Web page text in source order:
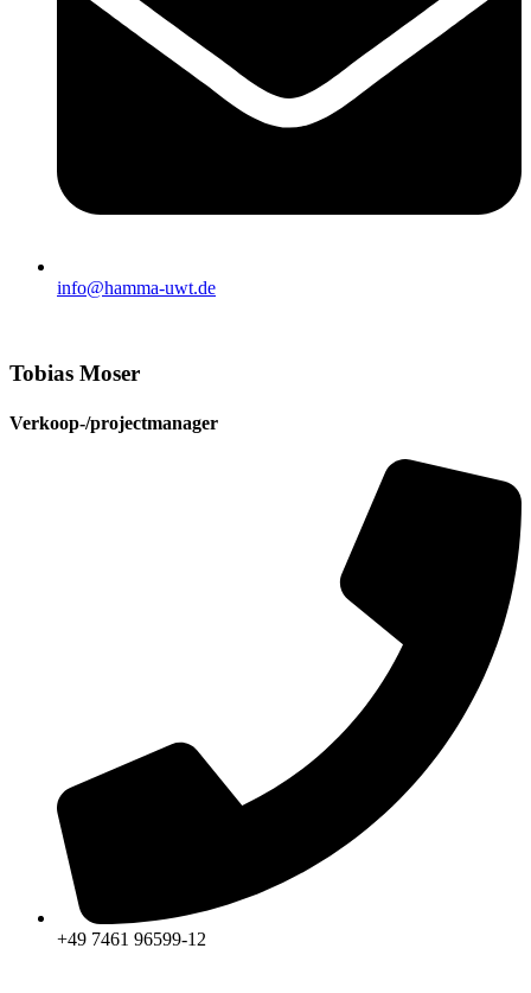
info@hamma-uwt.de
Tobias Moser
Verkoop-/projectmanager
+49 7461 96599-12